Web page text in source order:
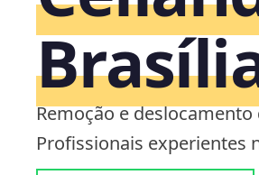
Remoção e deslocamento
Profissionais experientes